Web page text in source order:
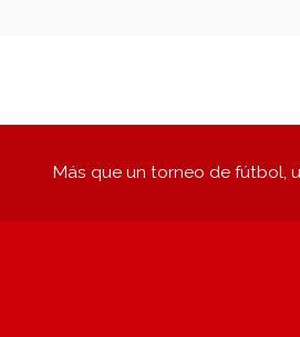
Más que un torneo de fútbol,